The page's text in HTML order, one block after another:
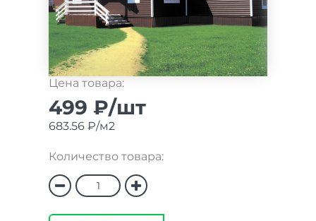
Цена товара:
499 ₽/шт
683.56 ₽/м2
Количество товара: